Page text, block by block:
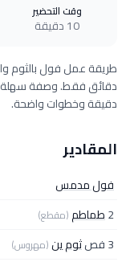
وقت التحضير
10 دقيقة
دقيقة وخطوات واضحة.
المقادير
فول مدمس
2طماطم(مقطع)
3 فص ثوم ين(مهروس)